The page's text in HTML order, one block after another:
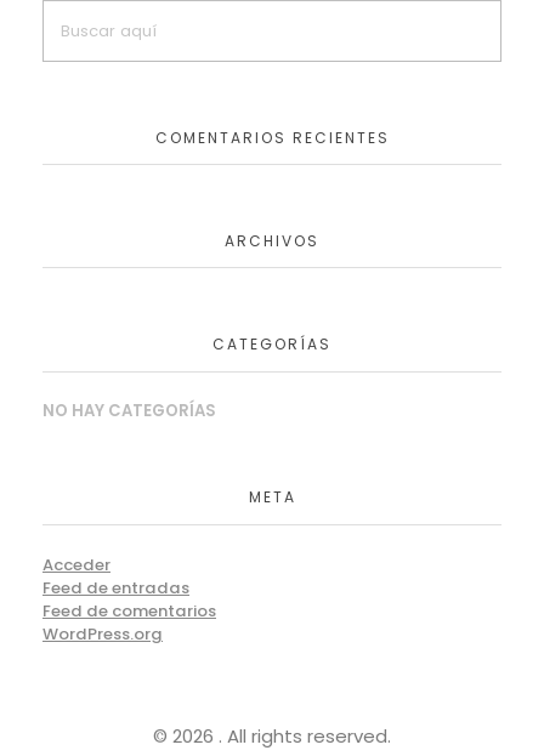
COMENTARIOS RECIENTES
ARCHIVOS
CATEGORÍAS
NO HAY CATEGORÍAS
META
Acceder
Feed de entradas
Feed de comentarios
WordPress.org
© 2026 . All rights reserved.